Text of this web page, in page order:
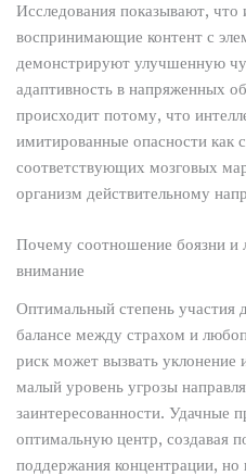
Исследования показывают,
воспринимающие контент с
демонстрируют улучшенную
адаптивность в напряженных
происходит потому, что
имитированные опасности как
соответствующих мозговых
организм действительному
Почему соотношение боязни и
внимание
Оптимальный степень участия
балансе между страхом и
риск может вызвать уклонение
малый уровень угрозы
заинтересованности. Удачные
оптимальную центр, создавая
поддержания концентрации,